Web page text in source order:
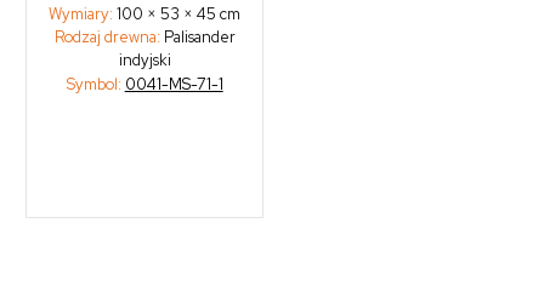
Wymiary:100 × 53 × 45 cm
Rodzaj drewna: Palisander
indyjski
Symbol: 0041-MS-71-1